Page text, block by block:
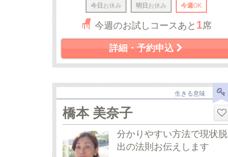
今日 お休み 明日 お休み 今週OK
今週のお試しコースあと 1席
詳細・予約申込
生きる意味
橋本 美奈子
分かりやすい方法で現状脱
出の法則お伝えします